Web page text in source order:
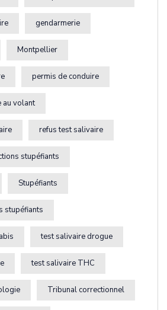
gendarmerie
Montpellier
permis de conduire
au volant
refus test salivaire
stupéfiants
Stupéfiants
stupéfiants
test salivaire drogue
test salivaire THC
Tribunal correctionnel